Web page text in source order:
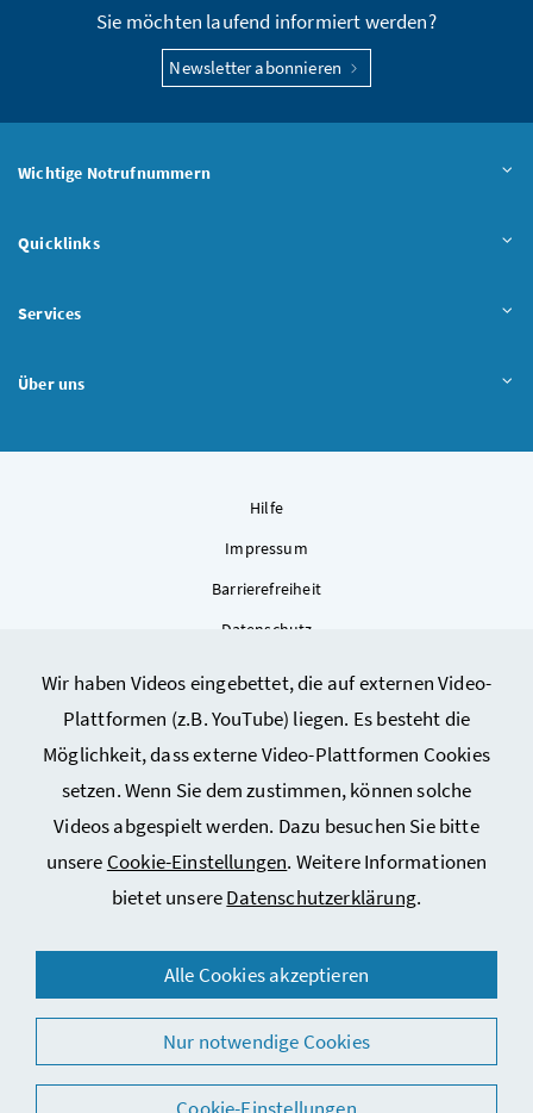
Wir haben Videos eingebettet, die auf externen Video-
Plattformen (z.B. YouTube) liegen. Es besteht die
Möglichkeit, dass externe Video-Plattformen Cookies
setzen. Wenn Sie dem zustimmen, können solche
Videos abgespielt werden. Dazu besuchen Sie bitte
unsere Cookie-Einstellungen. Weitere Informationen
bietet unsereDatenschutzerklärung.
Alle Cookies akzeptieren
Nur notwendige Cookies
Sie möchten laufend informiert werden?
Newsletter abonnieren
Wichtige Notrufnummern
Quicklinks
Services
Über uns
Hilfe
Impressum
Barrierefreiheit
Datenschutz
Sitemap
Cookie-Einstellungen
© 2026 Bundesministerium für Arbeit, Soziales, Gesundheit,
Pflege und Konsumentenschutz